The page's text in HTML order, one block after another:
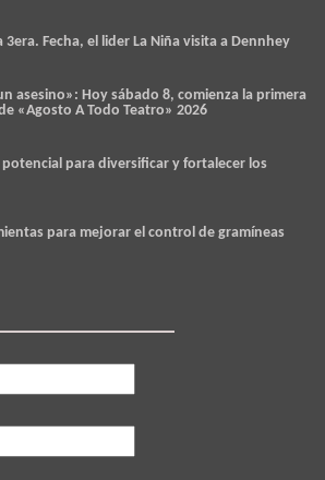
3era. Fecha, el lider La Niña visita a Dennhey
asesino»: Hoy sábado 8, comienza la primera
«Agosto A Todo Teatro» 2026
para diversificar y fortalecer los
para mejorar el control de gramíneas